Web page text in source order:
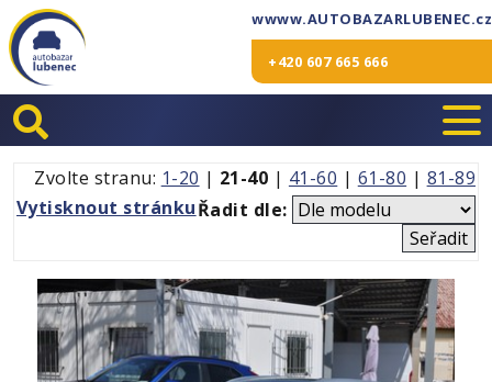
wwww.AUTOBAZARLUBENEC.cz
+420 607 665 666
Zvolte stranu: 1-20 | 21-40 | 41-60 | 61-80 | 81-89
Vytisknout stránkuŘadit dle: